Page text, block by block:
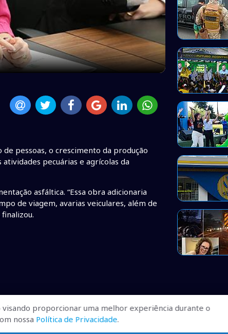
pessoas, o crescimento da produção
pecuárias e agrícolas da
asfáltica. “Essa obra adicionaria
de viagem, avarias veiculares, além de
visando proporcionar uma melhor experiência durante o
nossa Política de Privacidade.